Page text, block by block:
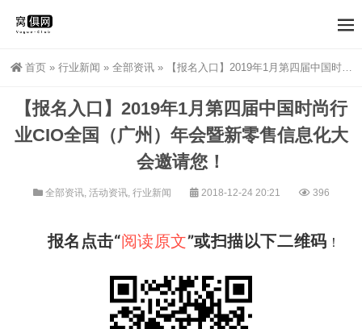
首页 » 行业新闻 » 全部资讯 » 【报名入口】2019年1月第四届中国时尚行业CIO全国（广州）年会暨新零售信息化大会邀请您！
【报名入口】2019年1月第四届中国时尚行
业CIO全国（广州）年会暨新零售信息化大
会邀请您！
全部资讯, 活动资讯, 行业新闻 2018-12-24 20:21 396
报名点击“阅读原文”或扫描以下二维码 ！